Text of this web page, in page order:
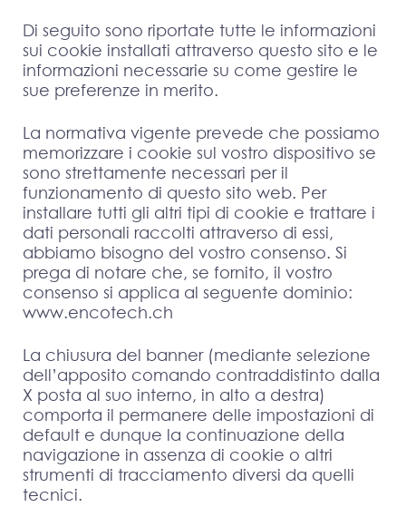
Di seguito sono riportate tutte le informazioni
sui cookie installati attraverso questo sito e le
informazioni necessarie su come gestire le
sue preferenze in merito.
La normativa vigente prevede che possiamo
memorizzare i cookie sul vostro dispositivo se
sono strettamente necessari per il
funzionamento di questo sito web. Per
installare tutti gli altri tipi di cookie e trattare i
dati personali raccolti attraverso di essi,
abbiamo bisogno del vostro consenso. Si
prega di notare che, se fornito, il vostro
consenso si applica al seguente dominio:
www.encotech.ch
La chiusura del banner (mediante selezione
dell’apposito comando contraddistinto dalla
X posta al suo interno, in alto a destra)
comporta il permanere delle impostazioni di
default e dunque la continuazione della
navigazione in assenza di cookie o altri
strumenti di tracciamento diversi da quelli
tecnici.